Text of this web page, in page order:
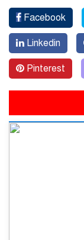
Facebook
Linkedin
Pinterest